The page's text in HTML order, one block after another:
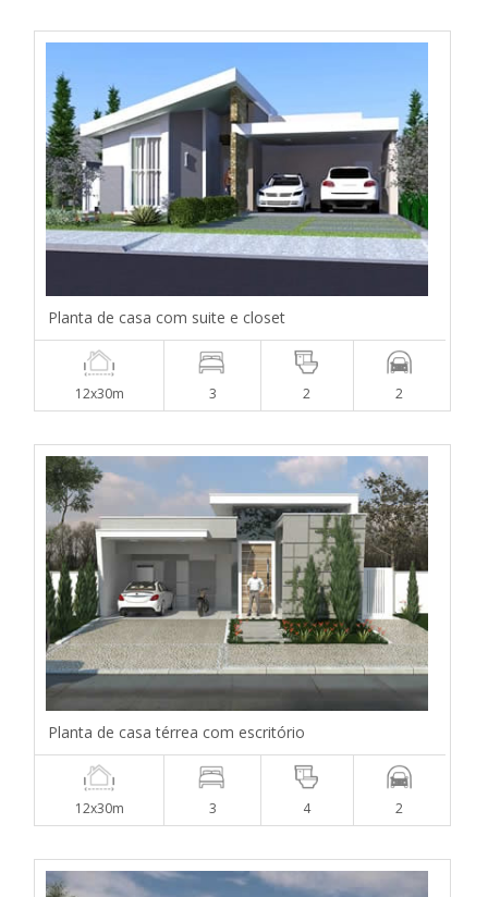
Planta de casa com suite e closet
12x30m 3 2 2
Planta de casa térrea com escritório
12x30m 3 4 2